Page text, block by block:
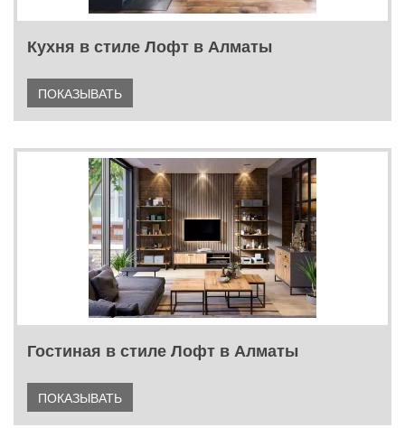
Кухня в стиле Лофт в Алматы
ПОКАЗЫВАТЬ
Гостиная в стиле Лофт в Алматы
ПОКАЗЫВАТЬ